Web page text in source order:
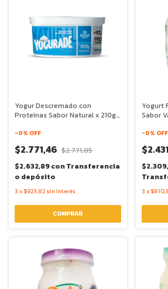
Yogur Descremado con
Proteinas Sabor Natural x 210g
-0% OFF
$2.771,46 $2.771,85
$2.632,89conTransferencia
o depósito
3 x $923,82 sin interés
Yogurt
Sabor
-0% OFF
3 x